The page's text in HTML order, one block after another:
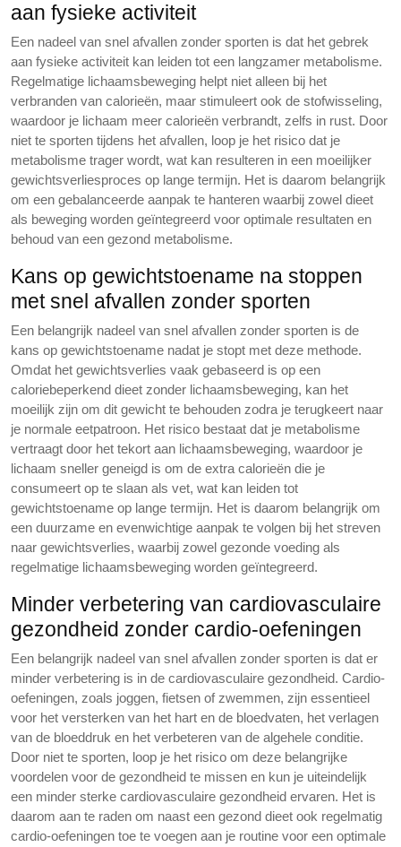
aan fysieke activiteit
Een nadeel van snel afvallen zonder sporten is dat het gebrek
aan fysieke activiteit kan leiden tot een langzamer metabolisme.
Regelmatige lichaamsbeweging helpt niet alleen bij het
verbranden van calorieën, maar stimuleert ook de stofwisseling,
waardoor je lichaam meer calorieën verbrandt, zelfs in rust. Door
niet te sporten tijdens het afvallen, loop je het risico dat je
metabolisme trager wordt, wat kan resulteren in een moeilijker
gewichtsverliesproces op lange termijn. Het is daarom belangrijk
om een gebalanceerde aanpak te hanteren waarbij zowel dieet
als beweging worden geïntegreerd voor optimale resultaten en
behoud van een gezond metabolisme.
Kans op gewichtstoename na stoppen
met snel afvallen zonder sporten
Een belangrijk nadeel van snel afvallen zonder sporten is de
kans op gewichtstoename nadat je stopt met deze methode.
Omdat het gewichtsverlies vaak gebaseerd is op een
caloriebeperkend dieet zonder lichaamsbeweging, kan het
moeilijk zijn om dit gewicht te behouden zodra je terugkeert naar
je normale eetpatroon. Het risico bestaat dat je metabolisme
vertraagt door het tekort aan lichaamsbeweging, waardoor je
lichaam sneller geneigd is om de extra calorieën die je
consumeert op te slaan als vet, wat kan leiden tot
gewichtstoename op lange termijn. Het is daarom belangrijk om
een duurzame en evenwichtige aanpak te volgen bij het streven
naar gewichtsverlies, waarbij zowel gezonde voeding als
regelmatige lichaamsbeweging worden geïntegreerd.
Minder verbetering van cardiovasculaire
gezondheid zonder cardio-oefeningen
Een belangrijk nadeel van snel afvallen zonder sporten is dat er
minder verbetering is in de cardiovasculaire gezondheid. Cardio-
oefeningen, zoals joggen, fietsen of zwemmen, zijn essentieel
voor het versterken van het hart en de bloedvaten, het verlagen
van de bloeddruk en het verbeteren van de algehele conditie.
Door niet te sporten, loop je het risico om deze belangrijke
voordelen voor de gezondheid te missen en kun je uiteindelijk
een minder sterke cardiovasculaire gezondheid ervaren. Het is
daarom aan te raden om naast een gezond dieet ook regelmatig
cardio-oefeningen toe te voegen aan je routine voor een optimale